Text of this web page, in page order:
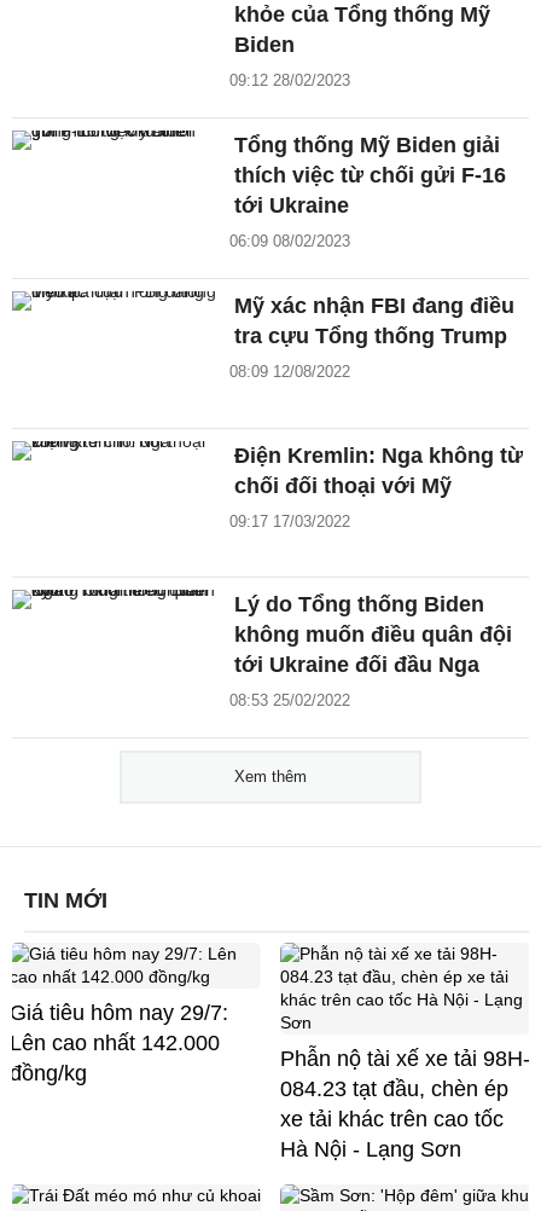
khỏe của Tổng thống Mỹ
Biden
09:12 28/02/2023
Tổng thống Mỹ Biden giải
thích việc từ chối gửi F-16
tới Ukraine
06:09 08/02/2023
Mỹ xác nhận FBI đang điều
tra cựu Tổng thống Trump
08:09 12/08/2022
Điện Kremlin: Nga không từ
chối đối thoại với Mỹ
09:17 17/03/2022
Lý do Tổng thống Biden
không muốn điều quân đội
tới Ukraine đối đầu Nga
08:53 25/02/2022
Xem thêm
TIN MỚI
Giá tiêu hôm nay 29/7:
Lên cao nhất 142.000
đồng/kg
Phẫn nộ tài xế xe tải 98H-
084.23 tạt đầu, chèn ép
xe tải khác trên cao tốc
Hà Nội - Lạng Sơn